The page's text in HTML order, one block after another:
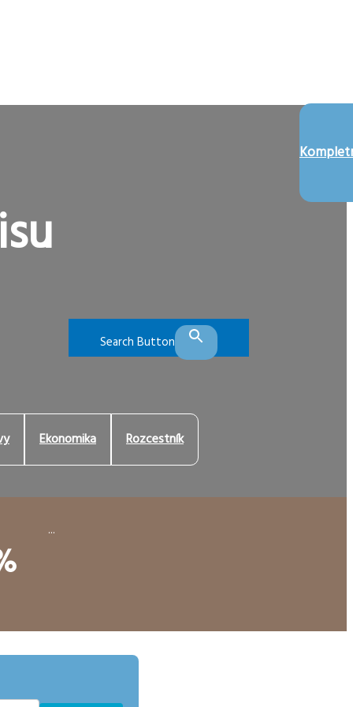
Search Button
Ekonomika Rozcestník
...